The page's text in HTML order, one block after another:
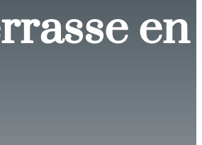
en